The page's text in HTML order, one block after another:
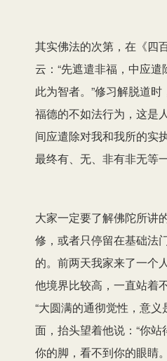
其实佛法的次第，在《四
云：“先遮遣非福，中应
此为智者。”修习解脱道
福德的不如法行为，这是
间应遣除对我和我所的实
最终有、无、非有非无等
大家一定要了解佛陀所讲
修，或者只停留在基础法
的。前两天我家来了一个
他境界比较高，一直站着
“大圆满的通彻觉性，意
面，抬头望着他说：“你
你的脚，看不到你的眼睛